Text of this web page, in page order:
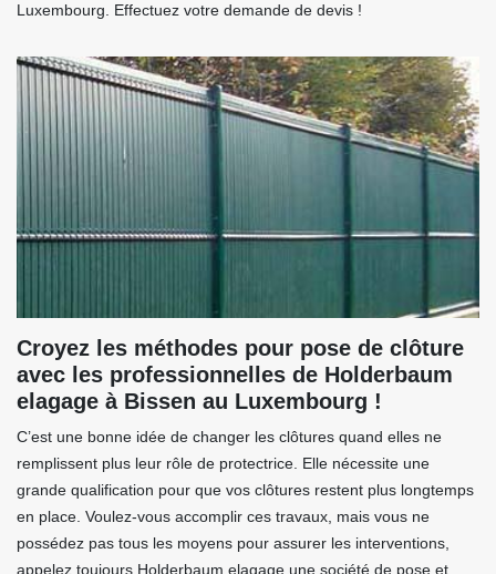
Luxembourg. Effectuez votre demande de devis !
Croyez les méthodes pour pose de clôture
avec les professionnelles de Holderbaum
elagage à Bissen au Luxembourg !
C’est une bonne idée de changer les clôtures quand elles ne
remplissent plus leur rôle de protectrice. Elle nécessite une
grande qualification pour que vos clôtures restent plus longtemps
en place. Voulez-vous accomplir ces travaux, mais vous ne
possédez pas tous les moyens pour assurer les interventions,
appelez toujours Holderbaum elagage une société de pose et